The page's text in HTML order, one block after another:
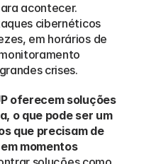
acontecer.
cibernéticos
em horários de
crises.
oferecem soluções
o que pode ser um
que precisam de
momentos